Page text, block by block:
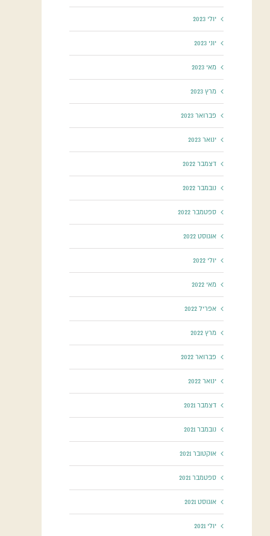
יולי 2023
יוני 2023
מאי 2023
מרץ 2023
פברואר 2023
ינואר 2023
דצמבר 2022
נובמבר 2022
ספטמבר 2022
אוגוסט 2022
יולי 2022
מאי 2022
אפריל 2022
מרץ 2022
פברואר 2022
ינואר 2022
דצמבר 2021
נובמבר 2021
אוקטובר 2021
ספטמבר 2021
אוגוסט 2021
יולי 2021